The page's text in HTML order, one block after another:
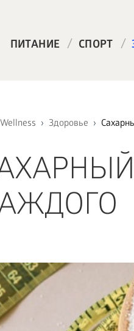
ПИТАНИЕ / СПОРТ /
Здоровье